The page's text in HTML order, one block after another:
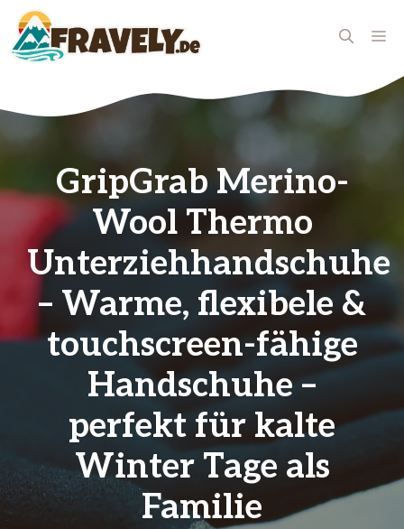
Zum
Inhalt
springen
GripGrab Merino-
Wool Thermo
Unterziehhandschuhe
– Warme, flexibele &
touchscreen-fähige
Handschuhe –
perfekt für kalte
Winter Tage als
Familie